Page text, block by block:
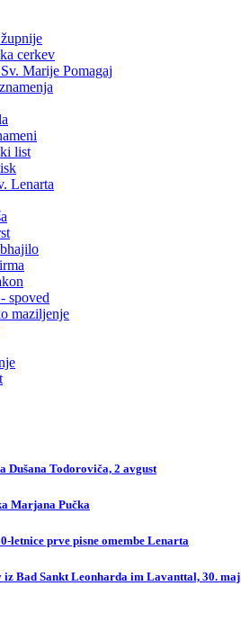
cerkev
Marije Pomagaj
list
Lenarta
spoved
maziljenje
Dušana Todoroviča, 2 avgust
Marjana Pučka
letnice prve pisne omembe Lenarta
Bad Sankt Leonharda im Lavanttal, 30. maj